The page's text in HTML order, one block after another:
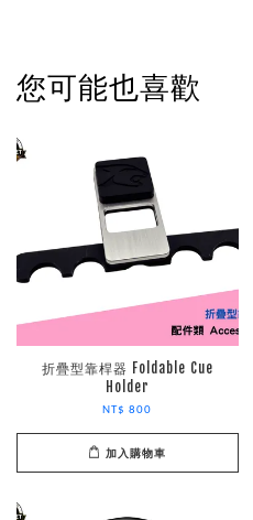
您可能也喜歡
折疊型靠桿器 Foldable Cue
Holder
NT$ 800
加入購物車